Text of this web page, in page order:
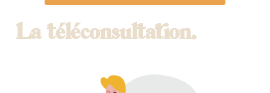
La téléconsultation.